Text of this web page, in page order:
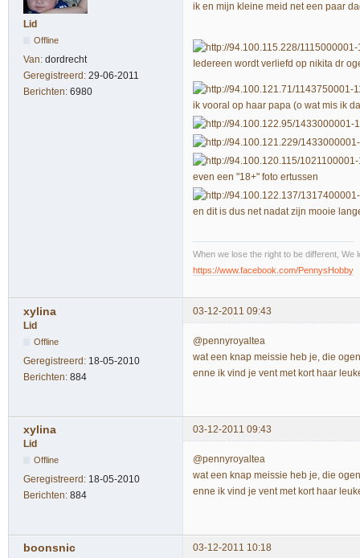
Lid
Offline
Van: dordrecht
Geregistreerd: 29-06-2011
Berichten: 6980
ik en mijn kleine meid net een paar
Iedereen wordt verliefd op nikita dr
ik vooral op haar papa (o wat mis ik
even een "18+" foto ertussen
en dit is dus net nadat zijn mooie
When we lose the right to be different,
https://www.facebook.com/PennysHobby
xylina
03-12-2011 09:43
Lid
Offline
Geregistreerd: 18-05-2010
Berichten: 884
@pennyroyaltea
wat een knap meissie heb je, die
enne ik vind je vent met kort haar
xylina
03-12-2011 09:43
Lid
Offline
Geregistreerd: 18-05-2010
Berichten: 884
@pennyroyaltea
wat een knap meissie heb je, die
enne ik vind je vent met kort haar
boonsnic 03-12-2011 10:18